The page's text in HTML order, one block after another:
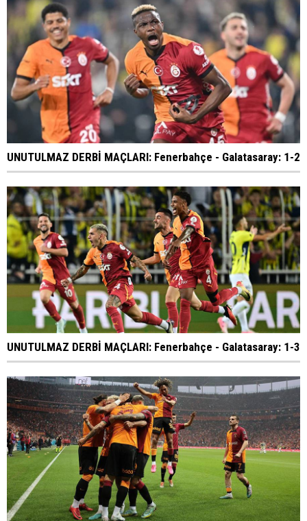
UNUTULMAZ DERBİ MAÇLARI: Fenerbahçe - Galatasaray: 1-2
UNUTULMAZ DERBİ MAÇLARI: Fenerbahçe - Galatasaray: 1-3